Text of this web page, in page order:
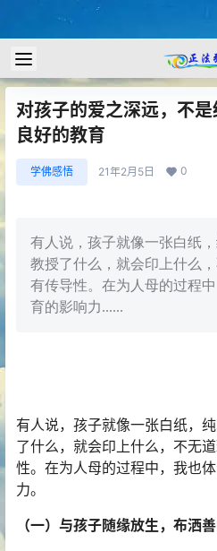
对孩子的爱之深远，不
良好的教育
学佛感悟 21年2月5日 0
有人说，孩子就像一张白纸
教授了什么，就会印上什么
有传导性。在为人母的过程
育的影响力......
有人说，孩子就像一张白纸，
了什么，就会印上什么，不无
性。在为人母的过程中，我也
力。
（一）与孩子随缘放生，布洒